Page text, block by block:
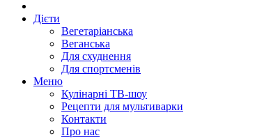
Дієти
Вегетаріанська
Веганська
Для схуднення
Для спортсменів
Меню
Кулінарні ТВ-шоу
Рецепти для мультиварки
Контакти
Про нас